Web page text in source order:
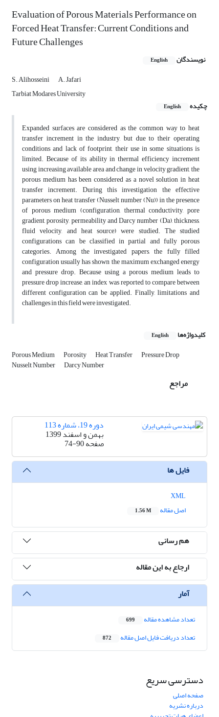
Evaluation of Porous Materials Performance on
Forced Heat Transfer: Current Conditions and
Future Challenges
نویسندگان English
S. Alihosseini
A. Jafari
Tarbiat Modares University
چکیده
English
Expanded surfaces are considered as the common way to heat
transfer increment in the industry, but due to their operating
conditions and lack of footprint, their use in some situations is
limited. Because of its ability in thermal efficiency increment
using increasing available area and change in velocity gradient, the
porous medium has been considered as a novel solution in heat
transfer increment. During this investigation the effective
parameters on heat transfer (Nusselt number (Nu)) in the presence
of porous medium (configuration, thermal conductivity, pore
gradient, porosity, permeability and Darcy number (Da), thickness,
fluid velocity, and heat source) were studied. The studied
configurations can be classified in partial and fully porous
categories. Among the investigated papers, the fully filled
configuration usually has shown the maximum exchanged energy
and pressure drop. Because using a porous medium leads to
pressure drop increase, an index was reported to compare between
different configuration can be applied. Finally, limitations and
challenges in this field were investigated.
کلیدواژه‌ها English
Porous Medium Porosity Heat Transfer Pressure Drop
Nusselt Number Darcy Number
مراجع
دوره 19، شماره 113
بهمن و اسفند 1399
صفحه74-90
فایل ها
اصل مقاله
1.56 M
هم رسانی
ارجاع به این مقاله
آمار
تعداد مشاهده مقاله 699
تعداد دریافت فایل اصل مقاله 872
دسترسی سریع
صفحه اصلی
درباره نشریه